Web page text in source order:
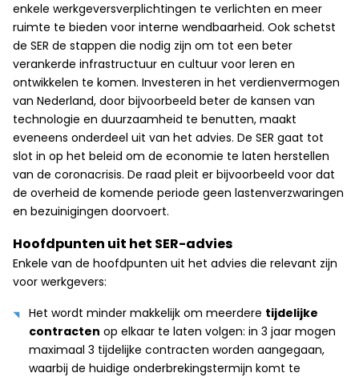
enkele werkgeversverplichtingen te verlichten en meer
ruimte te bieden voor interne wendbaarheid. Ook schetst
de SER de stappen die nodig zijn om tot een beter
verankerde infrastructuur en cultuur voor leren en
ontwikkelen te komen. Investeren in het verdienvermogen
van Nederland, door bijvoorbeeld beter de kansen van
technologie en duurzaamheid te benutten, maakt
eveneens onderdeel uit van het advies. De SER gaat tot
slot in op het beleid om de economie te laten herstellen
van de coronacrisis. De raad pleit er bijvoorbeeld voor dat
de overheid de komende periode geen lastenverzwaringen
en bezuinigingen doorvoert.
Hoofdpunten uit het SER-advies
Enkele van de hoofdpunten uit het advies die relevant zijn
voor werkgevers:
Het wordt minder makkelijk om meerdere tijdelijke
contracten op elkaar te laten volgen: in 3 jaar mogen
maximaal 3 tijdelijke contracten worden aangegaan,
waarbij de huidige onderbrekingstermijn komt te